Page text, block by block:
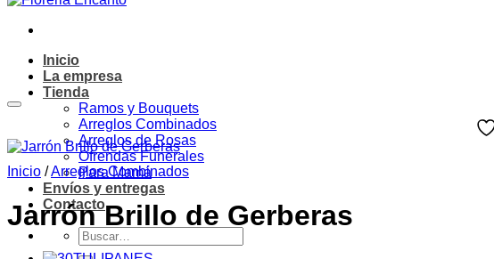
Inicio
La empresa
Tienda
Ramos y Bouquets
Arreglos Combinados
Arreglos de Rosas
Ofrendas Funerales
Para Mamá
Envíos y entregas
Contacto
Buscar
por:
Inicio /Arreglos Combinados
Jarrón Brillo de Gerberas